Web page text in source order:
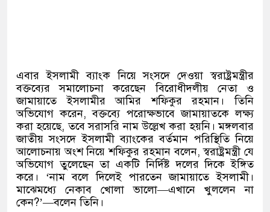
এবার ইসলামী ব্যাংক নিয়ে সংসদে দেওয়া স্বরাষ্ট্রমন্ত্রীর
বক্তব্যের সমালোচনা করেছেন বিরোধীদলীয় নেতা ও
জামায়াতে ইসলামীর আমির শফিকুর রহমান। তিনি
অভিযোগ করেন,বক্তব্যে পরোক্ষভাবে জামায়াতকে লক্ষ্য
করা হয়েছে,তবে সরাসরি নাম উল্লেখ করা হয়নি। মঙ্গলবার
জাতীয় সংসদে ইসলামী ব্যাংকের বর্তমান পরিস্থিতি নিয়ে
আলোচনায় অংশ নিয়ে শফিকুর রহমান বলেন,স্বরাষ্ট্রমন্ত্রী যে
অভিযোগ তুলেছেন তা একটি নির্দিষ্ট দলের দিকে ইঙ্গিত
করে। ‘নাম বলে দিলেই পারতেন জামায়াতে ইসলামী।
মাঝেমধ্যে নেকাব খোলা ভালো—এখানে খুললেন না
কেন?’—বলেন তিনি।